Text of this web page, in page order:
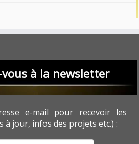
à la newsletter
e-mail pour recevoir les
à jour, infos des projets etc.) :